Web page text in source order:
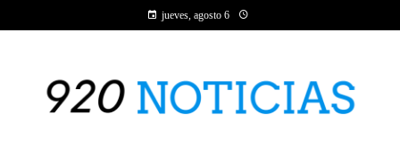
jueves, agosto 6